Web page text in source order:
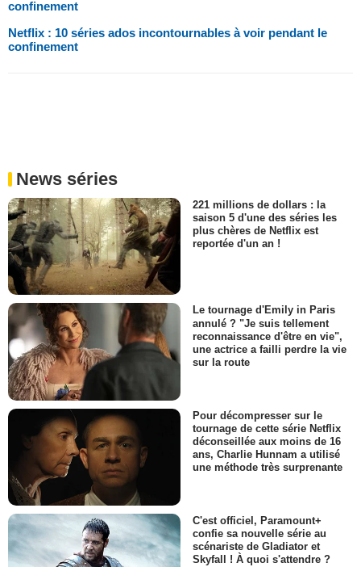
confinement
Netflix : 10 séries ados incontournables à voir pendant le
confinement
News séries
221 millions de dollars : la
saison 5 d'une des séries les
plus chères de Netflix est
reportée d'un an !
Le tournage d'Emily in Paris
annulé ? "Je suis tellement
reconnaissance d'être en vie",
une actrice a failli perdre la vie
sur la route
Pour décompresser sur le
tournage de cette série Netflix
déconseillée aux moins de 16
ans, Charlie Hunnam a utilisé
une méthode très surprenante
C'est officiel, Paramount+
confie sa nouvelle série au
scénariste de Gladiator et
Skyfall ! À quoi s'attendre ?